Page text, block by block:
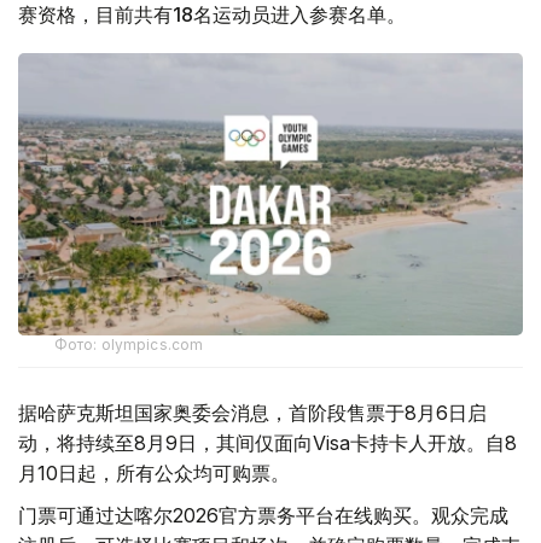
赛资格，目前共有18名运动员进入参赛名单。
Фото: olympics.com
据哈萨克斯坦国家奥委会消息，首阶段售票于8月6日启
动，将持续至8月9日，其间仅面向Visa卡持卡人开放。自8
月10日起，所有公众均可购票。
门票可通过达喀尔2026官方票务平台在线购买。观众完成